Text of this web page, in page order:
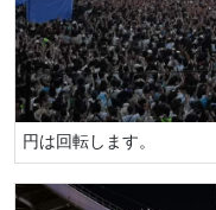
円は回転します。